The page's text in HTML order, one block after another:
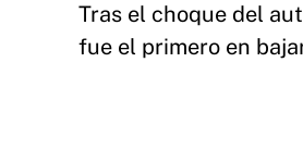
Tras el choque del
fue el primero en